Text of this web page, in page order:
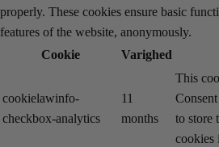
properly. These cookies ensure basic
features of the website, anonymously.
Cookie
Varighed
cookielawinfo-
checkbox-analytics
11
months
This
to store
cookies